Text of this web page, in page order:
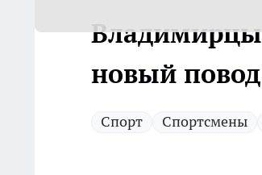
новый
Спорт Спортсмены